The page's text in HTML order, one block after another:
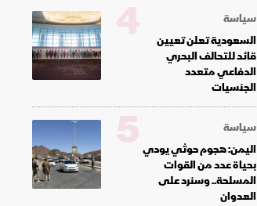
سياسة
السعودية تعلن تعيين
قائد للتحالف البحري
الدفاعي متعدد
الجنسيات
4
سياسة
اليمن: هجوم حوثي يودي
بحياة عدد من القوات
المسلحة.. وسنرد على
العدوان
5